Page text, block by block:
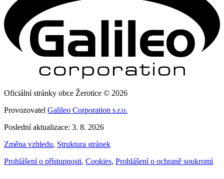
Oficiální stránky obce Žerotice © 2026
Provozovatel Galileo Corporation s.r.o.
Poslední aktualizace: 3. 8. 2026
Změna vzhledu, Struktura stránek
Prohlášení o přístupnosti, Cookies, Prohlášení o ochraně soukromí